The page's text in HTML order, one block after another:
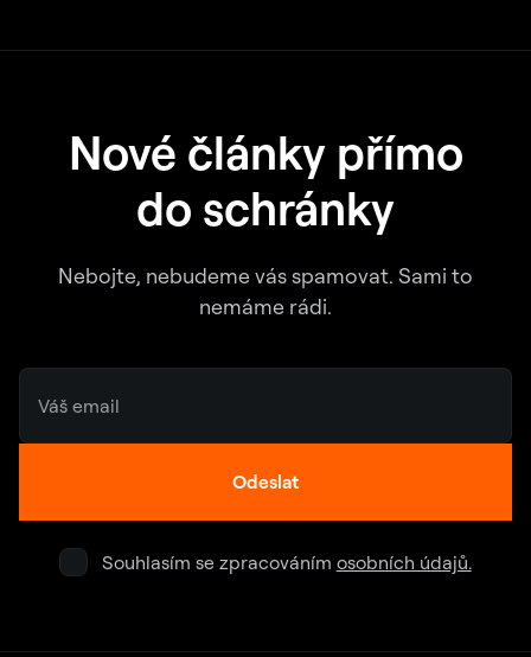
Nové články přímo
do schránky
Nebojte, nebudeme vás spamovat. Sami to
nemáme rádi.
Odeslat
Souhlasím se zpracováním osobních údajů.